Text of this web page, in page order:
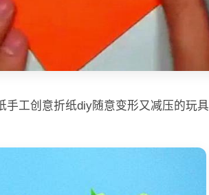
手工创意折纸diy随意变形又减压的玩具